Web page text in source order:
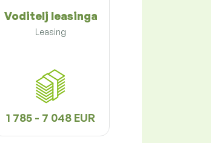
Voditelj leasinga
Leasing
1 785 - 7 048 EUR